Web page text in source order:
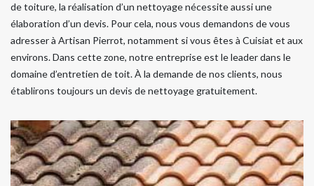
de toiture, la réalisation d’un nettoyage nécessite aussi une
élaboration d’un devis. Pour cela, nous vous demandons de vous
adresser à Artisan Pierrot, notamment si vous êtes à Cuisiat et aux
environs. Dans cette zone, notre entreprise est le leader dans le
domaine d’entretien de toit. À la demande de nos clients, nous
établirons toujours un devis de nettoyage gratuitement.